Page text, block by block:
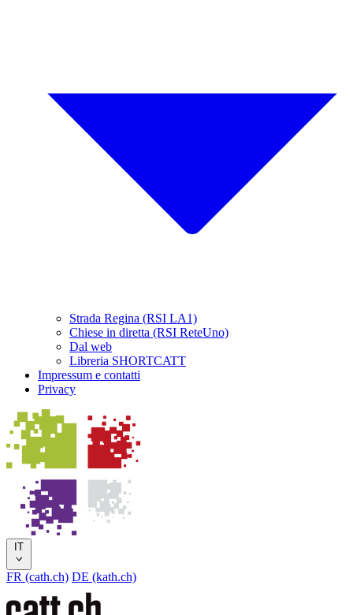
Strada Regina (RSI LA1)
Chiese in diretta (RSI ReteUno)
Dal web
Libreria SHORTCATT
Impressum e contatti
Privacy
IT
FR (cath.ch) DE (kath.ch)